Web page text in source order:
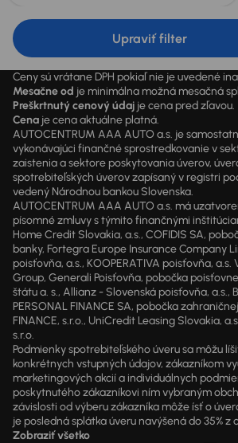
Upraviť filter
Ceny sú vrátane DPH pokiaľ nie je uvedené
Mesačne od je minimálna možná mesačná
Preškrtnutý cenový údaj je cena pred zľavou.
Cena je cena aktuálne platná.
AUTOCENTRUM AAA AUTO a.s. je
vykonávajúci finančné sprostredkovanie v
zaistenia a sektore poskytovania úverov,
spotrebiteľských úverov zapísaný v registri
vedený Národnou bankou Slovenska.
AUTOCENTRUM AAA AUTO a.s. má
písomné zmluvy s týmito finančnými
Home Credit Slovakia, a.s., COFIDIS SA,
banky, Fortegra Europe Insurance Company
poisťovňa, a.s., KOOPERATIVA poisťovňa, a.s.
Group, Generali Poisťovňa, pobočka
štátu a. s., Allianz - Slovenská poisťovňa, a.s.,
PERSONAL FINANCE SA, pobočka
FINANCE, s.r.o., UniCredit Leasing Slovakia,
s.r.o.
Podmienky spotrebiteľského úveru sa môžu
konkrétnych vstupných údajov, zákazníkom
marketingových akcií a individuálnych
poskytnutého zákazníkovi ním vybraným
závislosti od výberu zákazníka môže ísť o
je posledná splátka úveru navýšená do 35% z
Zobraziť všetko